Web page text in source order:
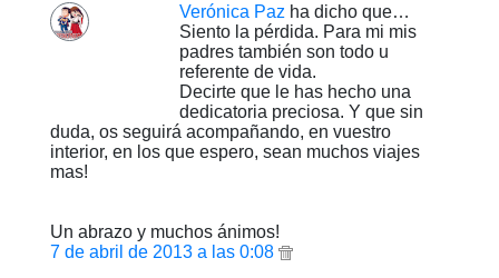
Verónica Paz ha dicho que…
Siento la pérdida. Para mi mis
padres también son todo u
referente de vida.
Decirte que le has hecho una
dedicatoria preciosa. Y que sin
duda, os seguirá acompañando, en vuestro
interior, en los que espero, sean muchos viajes
mas!
Un abrazo y muchos ánimos!
7 de abril de 2013 a las 0:08